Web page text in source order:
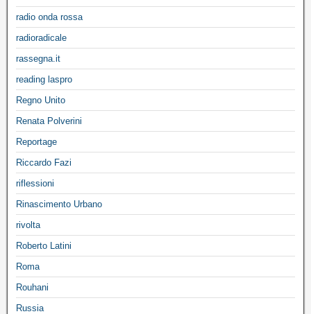
radio onda rossa
radioradicale
rassegna.it
reading laspro
Regno Unito
Renata Polverini
Reportage
Riccardo Fazi
riflessioni
Rinascimento Urbano
rivolta
Roberto Latini
Roma
Rouhani
Russia